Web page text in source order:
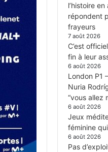
l’histoire
répondent
frayeurs
7 août 2026
C’est
fin à leur
6 août 2026
London P1
Nuria
“vous allez
6 août 2026
Jeux
féminine
6 août 2026
Pas